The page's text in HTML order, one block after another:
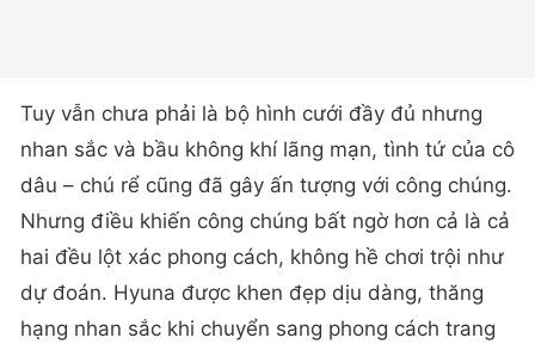
Tuy vẫn chưa phải là bộ hình cưới đầy đủ nhưng
nhan sắc và bầu không khí lãng mạn, tình tứ của cô
dâu – chú rể cũng đã gây ấn tượng với công chúng.
Nhưng điều khiến công chúng bất ngờ hơn cả là cả
hai đều lột xác phong cách, không hề chơi trội như
dự đoán. Hyuna được khen đẹp dịu dàng, thăng
hạng nhan sắc khi chuyển sang phong cách trang